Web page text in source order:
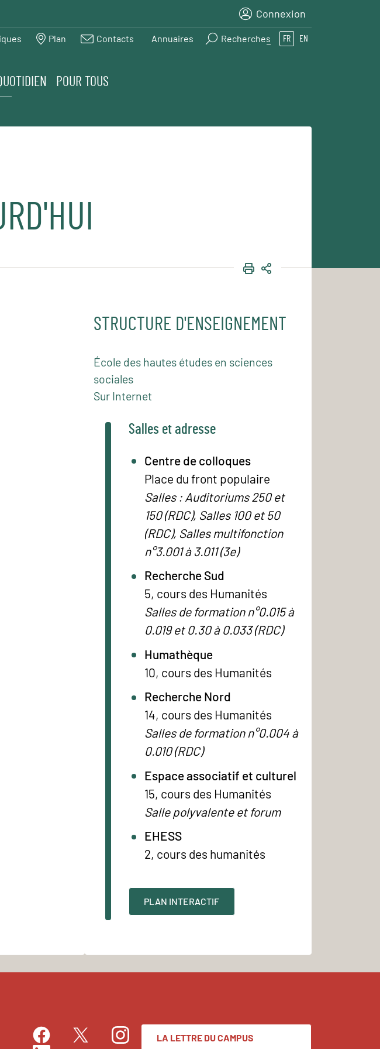
Connexion
Plan Contacts Annuaires Recherches FR EN
POUR TOUS
IMPRIMER
PARTAGER
STRUCTURE D'ENSEIGNEMENT
École des hautes études en sciences
sociales
Sur Internet
Salles et adresse
Centre de colloques
Place du front populaire
Salles : Auditoriums 250 et
150 (RDC), Salles 100 et 50
(RDC), Salles multifonction
n°3.001 à 3.011 (3e)
Recherche Sud
5, cours des Humanités
Salles de formation n°0.015 à
0.019 et 0.30 à 0.033 (RDC)
Humathèque
10, cours des Humanités
Recherche Nord
14, cours des Humanités
Salles de formation n°0.004 à
0.010 (RDC)
Espace associatif et culturel
15, cours des Humanités
Salle polyvalente et forum
EHESS
2, cours des humanités
PLAN INTERACTIF
FacebookTwitter InstagramLA LETTRE DU CAMPUS